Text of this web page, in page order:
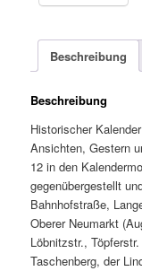
Beschreibung
Beschreibung
Historischer
Ansichten, Gestern
12 in den
gegenübergestellt
Bahnhofstraße,
Oberer Neumarkt
Löbnitzstr.,
Taschenberg, der